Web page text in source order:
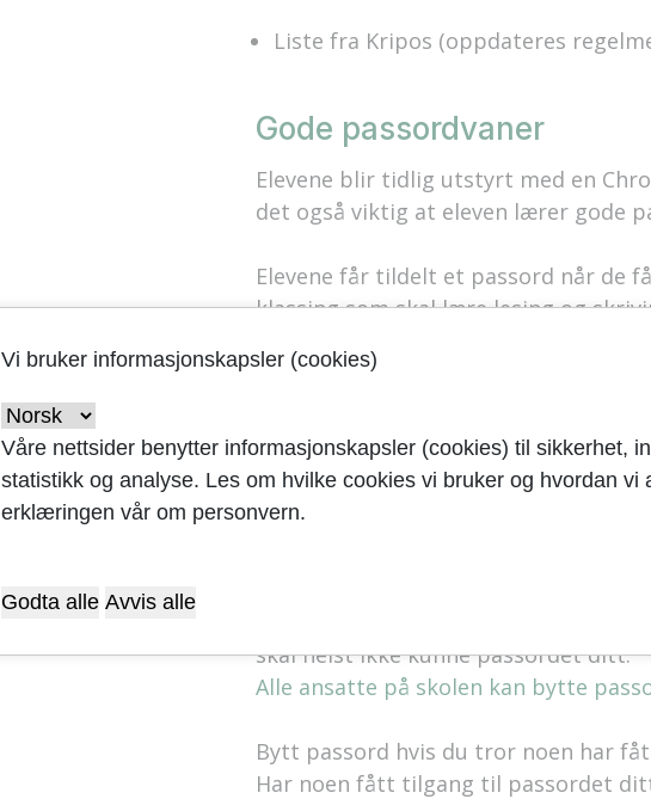
Liste fra Kripos (oppdateres
Gode passordvaner
Elevene blir tidlig utstyrt med en
det også viktig at eleven lærer gode
Elevene får tildelt et passord når de
klassing som skal lære lesing og
særtegn, tall samt store og små
klasse ofte enklere passord som
kan ha et sikrere passord, og senest
selv bytte passord ved behov.
For eksempel kan "Jeg og de 4
Del ikke passordet med noen.
skal helst ikke kunne passordet ditt.
Alle ansatte på skolen kan bytte
Bytt passord hvis du tror noen har
Har noen fått tilgang til passordet
Vi bruker informasjonskapsler (cookies)
Våre nettsider benytter informasjonskapsler (cookies) til sikkerhet,
statistikk og analyse. Les om hvilke cookies vi bruker og hvordan vi
erklæringen vår om personvern.
Godta alle Avvis alle